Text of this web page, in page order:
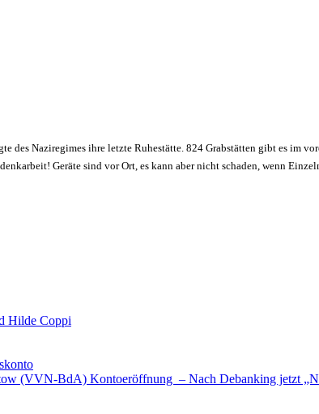
des Naziregimes ihre letzte Ruhestätte. 824 Grabstätten gibt es im
Geräte sind vor Ort, es kann aber nicht schaden, wenn
Hilde Coppi
(VVN-BdA) Kontoeröffnung – Nach Debanking jetzt